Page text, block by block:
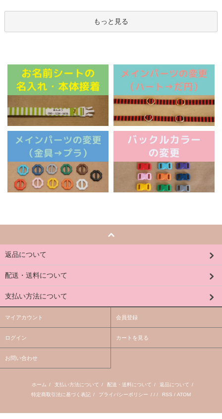
もっと見る
返品について
配送・送料について
支払い方法について
マイアカウント 会員登録
ログイン カートを見る
お問い合わせ
ホーム / 支払い方法について / 配送・送料について / 返品について /
特定商取引法に基づく表記 / プライバシーポリシー / / / RSS / ATOM